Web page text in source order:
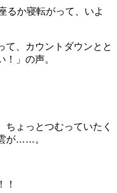
るか寝転がって、いよ
て、カウントダウンとと
」の声。
ょっとつむっていたく
が……。
！